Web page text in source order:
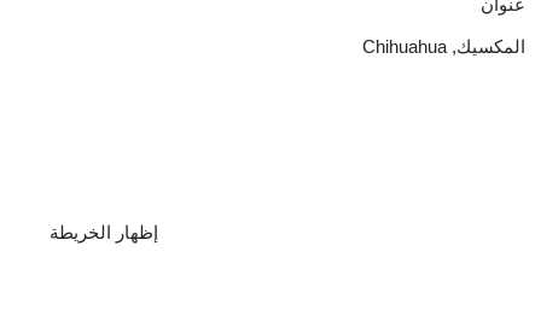
المكسيك, Chihuahua
إظهار الخريطة